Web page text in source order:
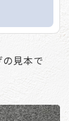
見本で